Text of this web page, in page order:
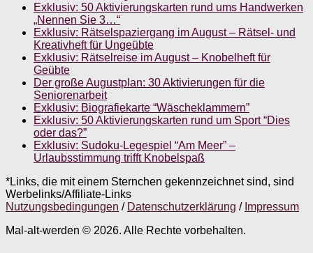
Exklusiv: 50 Aktivierungskarten rund ums Handwerken
„Nennen Sie 3…“
Exklusiv: Rätselspaziergang im August – Rätsel- und
Kreativheft für Ungeübte
Exklusiv: Rätselreise im August – Knobelheft für
Geübte
Der große Augustplan: 30 Aktivierungen für die
Seniorenarbeit
Exklusiv: Biografiekarte “Wäscheklammern”
Exklusiv: 50 Aktivierungskarten rund um Sport “Dies
oder das?”
Exklusiv: Sudoku-Legespiel “Am Meer” –
Urlaubsstimmung trifft Knobelspaß
*Links, die mit einem Sternchen gekennzeichnet sind, sind
Werbelinks/Affiliate-Links
Nutzungsbedingungen / Datenschutzerklärung / Impressum
Mal-alt-werden © 2026. Alle Rechte vorbehalten.